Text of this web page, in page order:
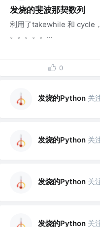
发烧的斐波那契数列
利用了takewhile 和 cycle
。。。。。...
0
发烧的Python 关
发烧的Python 关
发烧的Python 关
发烧的Python 关